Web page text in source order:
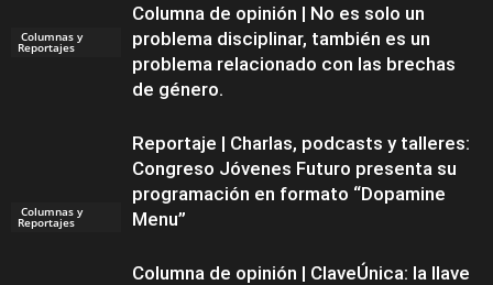
Columnas y
Reportajes
Columnas y
Reportajes
Columna de opinión | No es solo un
problema disciplinar, también es un
problema relacionado con las brechas
de género.
Reportaje | Charlas, podcasts y talleres:
Congreso Jóvenes Futuro presenta su
programación en formato “Dopamine
Menu”
Columna de opinión | ClaveÚnica: la llave